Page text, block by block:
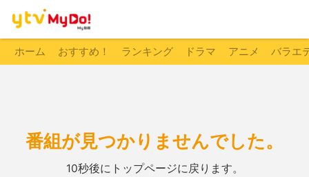
ホーム おすすめ！ ランキング ドラマ アニメ バラエ
番組が見つかりませんでした。
10秒後にトップページに戻ります。